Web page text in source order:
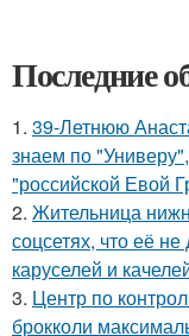
Последние
1. 39-Летнюю
знаем по
"российской Евой
2. Жительница
соцсетях, что её
каруселей и
3. Центр по
брокколи